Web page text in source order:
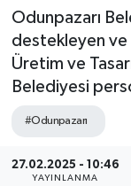
Odunpazarı
destekleyen ve
Üretim ve
Belediyesi
#Odunpazarı
27.02.2025 - 10:46
YAYINLANMA
Haber